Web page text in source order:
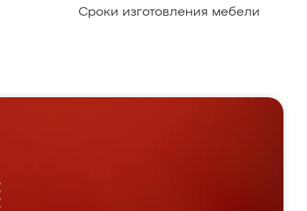
Сроки изготовления мебели